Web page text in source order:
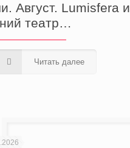
Август. Lumisfera и
театр…
Читать далее